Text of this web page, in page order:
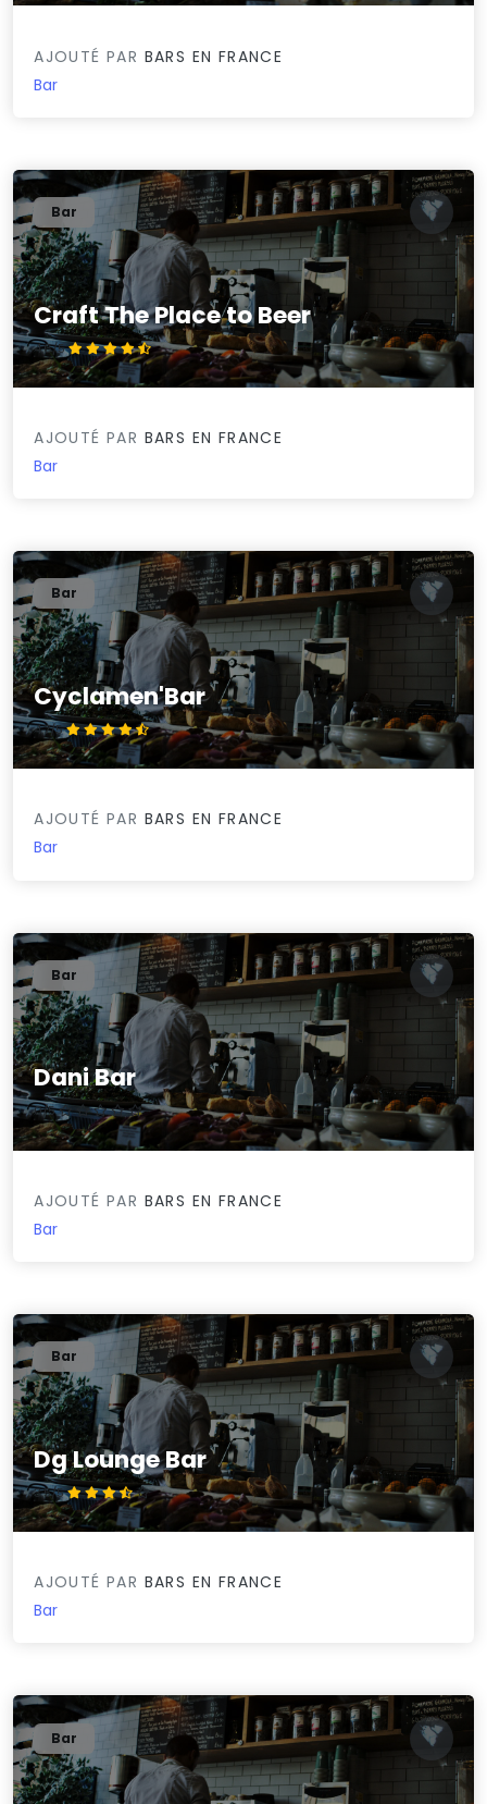
AJOUTÉ PAR BARS EN FRANCE
Bar
Craft The Place to Beer
4.6/5
Bar
AJOUTÉ PAR BARS EN FRANCE
Bar
Cyclamen'Bar
4.7/5
Bar
AJOUTÉ PAR BARS EN FRANCE
Bar
Dani Bar
0/5
Bar
AJOUTÉ PAR BARS EN FRANCE
Bar
Dg Lounge Bar
3.5/5
Bar
AJOUTÉ PAR BARS EN FRANCE
Bar
Bar